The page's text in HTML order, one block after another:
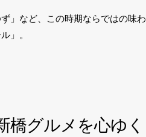
」など、この時期ならではの味わ
」。
橋グルメを心ゆく